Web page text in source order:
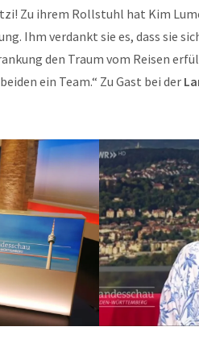
Zu ihrem Rollstuhl hat Kim
Ihm verdankt sie es, dass sie
den Traum vom Reisen
ein Team.“ Zu Gast bei der